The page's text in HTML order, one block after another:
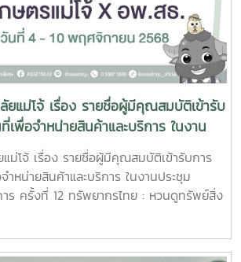
ยแม่โจ้ เรื่อง รายชื่อผู้มีคุณสมบัติเข้ารับ
เพื่อจำหน่ายสินค้าและบริการ ในงาน
นิทรรศการ ครั้งที่ 12 ทรัพยากรไทย :
น โครงการอนุรักษ์พันธุกรรมพืชอัน
ชดำริ สมเด็จพระเทพรัตนราชสุดาฯ
รี (อพ.-สธ.) ระหว่างวันที่ 4 – 10
แม่โจ้ เรื่อง รายชื่อผู้มีคุณสมบัติเข้ารับการ
หน่ายสินค้าและบริการ ในงานประชุม
าร ครั้งที่ 12 ทรัพยากรไทย : หวนดูทรัพย์สิ่ง
ชสุดาฯ สยามบรมราชกุมารี (อพ.-สธ.)
พฤศจิกายน 2568